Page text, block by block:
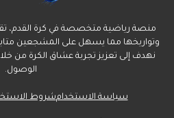
منصة رياضية متخصصة في كرة القدم،
وتواريخها مما يسهل على المشجعين
نهدف إلى تعزيز تجربة عشاق الكرة من
الوصول.
سياسة الاستخدامشروط